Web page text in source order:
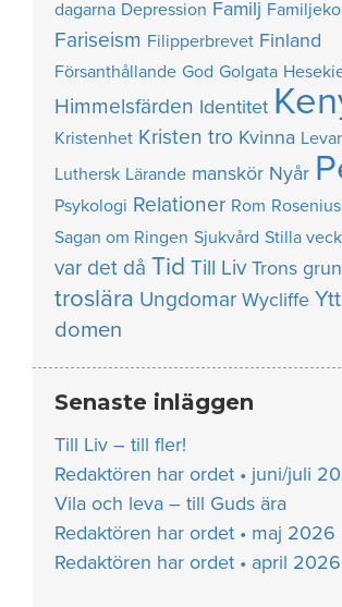
dagarna Depression Familj
Fariseism Filipperbrevet Finland
Försanthållande God Golgata
Himmelsfärden Identitet
Kristenhet Kristen tro Kvinna
Luthersk Lärande manskör Nyår
Psykologi Relationer Rom
Sagan om Ringen Sjukvård Stilla
var det då Tid Till Liv Trons
troslära Ungdomar Wycliffe
domen
Senaste inläggen
Till Liv – till fler!
Redaktören har ordet • juni/juli
Vila och leva – till Guds ära
Redaktören har ordet • maj 2026
Redaktören har ordet • april 2026